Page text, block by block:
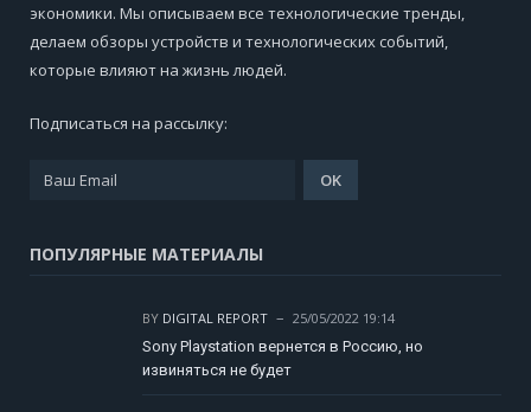
экономики. Мы описываем все технологические тренды,
делаем обзоры устройств и технологических событий,
которые влияют на жизнь людей.
Подписаться на рассылку:
ПОПУЛЯРНЫЕ МАТЕРИАЛЫ
BY DIGITAL REPORT
25/05/2022 19:14
Sony Playstation вернется в Россию, но
извиняться не будет